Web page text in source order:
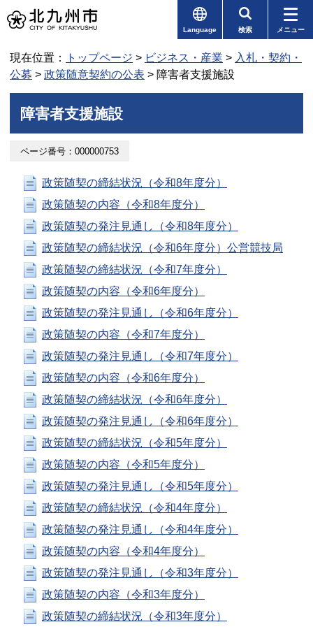
Language 検索 メニュー
現在位置： トップページ > ビジネス・産業 > 入札・契約・
公募 > 政策随意契約の公表 > 障害者支援施設
障害者支援施設
ページ番号：000000753
政策随契の締結状況（令和8年度分）
政策随契の内容（令和8年度分）
政策随契の発注見通し（令和8年度分）
政策随契の締結状況（令和6年度分）公営競技局
政策随契の締結状況（令和7年度分）
政策随契の内容（令和6年度分）
政策随契の発注見通し（令和6年度分）
政策随契の内容（令和7年度分）
政策随契の発注見通し（令和7年度分）
政策随契の内容（令和6年度分）
政策随契の締結状況（令和6年度分）
政策随契の発注見通し（令和6年度分）
政策随契の締結状況（令和5年度分）
政策随契の内容（令和5年度分）
政策随契の発注見通し（令和5年度分）
政策随契の締結状況（令和4年度分）
政策随契の発注見通し（令和4年度分）
政策随契の内容（令和4年度分）
政策随契の発注見通し（令和3年度分）
政策随契の内容（令和3年度分）
政策随契の締結状況（令和3年度分）